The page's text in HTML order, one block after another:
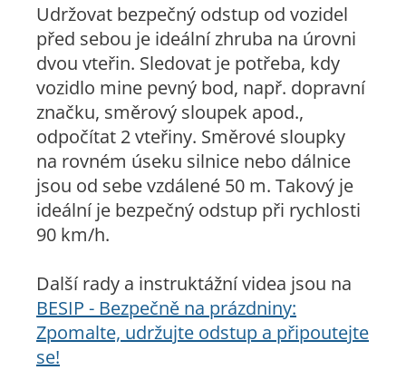
Udržovat bezpečný odstup od vozidel
před sebou je ideální zhruba na úrovni
dvou vteřin. Sledovat je potřeba, kdy
vozidlo mine pevný bod, např. dopravní
značku, směrový sloupek apod.,
odpočítat 2 vteřiny. Směrové sloupky
na rovném úseku silnice nebo dálnice
jsou od sebe vzdálené 50 m. Takový je
ideální je bezpečný odstup při rychlosti
90 km/h.
Další rady a instruktážní videa jsou na
BESIP - Bezpečně na prázdniny:
Zpomalte, udržujte odstup a připoutejte
se!